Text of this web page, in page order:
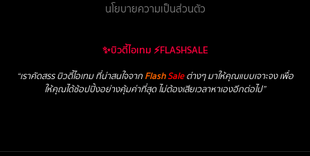
นโยบายความเป็นส่วนตัว
✨บิวตี้ไอเทม ⚡FLASHSALE
“เราคัดสรร บิวตี้ไอเทม ที่น่าสนใจจาก FlashSaleต่างๆ มาให้คุณแบบเจาะจง เพื่อ
ให้คุณได้ช้อปปิ้งอย่างคุ้มค่าที่สุด ไม่ต้องเสียเวลาหาเองอีกต่อไป”